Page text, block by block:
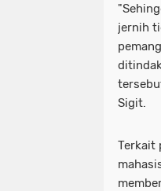
jernih
Sigit.
Terkait